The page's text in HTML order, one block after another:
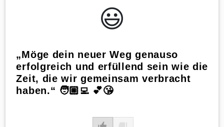
😃️
„Möge dein neuer Weg genauso
erfolgreich und erfüllend sein wie die
Zeit, die wir gemeinsam verbracht
haben.“ 🧑🏼‍💻 💕😘